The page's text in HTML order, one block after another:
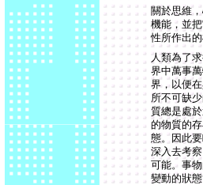
關於思維
機能，並
性所作出
人類為了
界中萬事
界，以便
所不可缺
質總是處
的物質的
態。因此
深入去考
可能。事
變動的狀